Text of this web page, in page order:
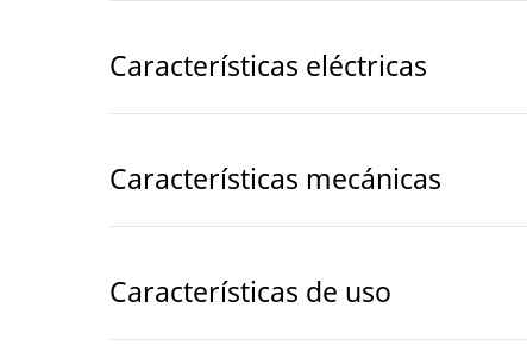
Características eléctricas
Características mecánicas
Características de uso